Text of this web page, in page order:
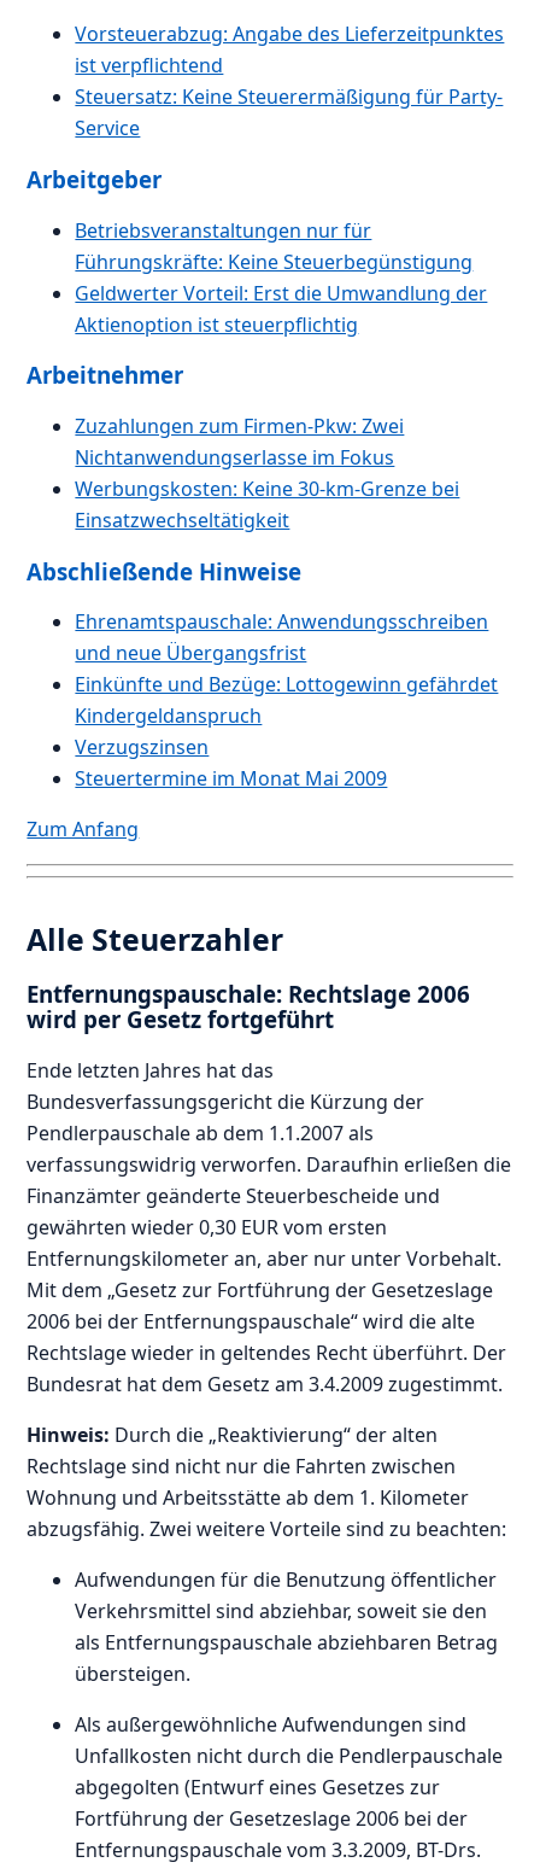
Vorsteuerabzug: Angabe des Lieferzeitpunktes
ist verpflichtend
Steuersatz: Keine Steuerermäßigung für Party-
Service
Arbeitgeber
Betriebsveranstaltungen nur für
Führungskräfte: Keine Steuerbegünstigung
Geldwerter Vorteil: Erst die Umwandlung der
Aktienoption ist steuerpflichtig
Arbeitnehmer
Zuzahlungen zum Firmen-Pkw: Zwei
Nichtanwendungserlasse im Fokus
Werbungskosten: Keine 30-km-Grenze bei
Einsatzwechseltätigkeit
Abschließende Hinweise
Ehrenamtspauschale: Anwendungsschreiben
und neue Übergangsfrist
Einkünfte und Bezüge: Lottogewinn gefährdet
Kindergeldanspruch
Verzugszinsen
Steuertermine im Monat Mai 2009
Zum Anfang
Alle Steuerzahler
Entfernungspauschale: Rechtslage 2006
wird per Gesetz fortgeführt
Ende letzten Jahres hat das
Bundesverfassungsgericht die Kürzung der
Pendlerpauschale ab dem 1.1.2007 als
verfassungswidrig verworfen. Daraufhin erließen die
Finanzämter geänderte Steuerbescheide und
gewährten wieder 0,30 EUR vom ersten
Entfernungskilometer an, aber nur unter Vorbehalt.
Mit dem „Gesetz zur Fortführung der Gesetzeslage
2006 bei der Entfernungspauschale“ wird die alte
Rechtslage wieder in geltendes Recht überführt. Der
Bundesrat hat dem Gesetz am 3.4.2009 zugestimmt.
Hinweis: Durch die „Reaktivierung“ der alten
Rechtslage sind nicht nur die Fahrten zwischen
Wohnung und Arbeitsstätte ab dem 1. Kilometer
abzugsfähig. Zwei weitere Vorteile sind zu beachten:
Aufwendungen für die Benutzung öffentlicher
Verkehrsmittel sind abziehbar, soweit sie den
als Entfernungspauschale abziehbaren Betrag
übersteigen.
Als außergewöhnliche Aufwendungen sind
Unfallkosten nicht durch die Pendlerpauschale
abgegolten (Entwurf eines Gesetzes zur
Fortführung der Gesetzeslage 2006 bei der
Entfernungspauschale vom 3.3.2009, BT-Drs.